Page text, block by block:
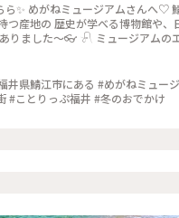
ら✨ めがねミュージアムさんへ♡
つ産地の 歴史が学べる博物館や
りました〜👓 𓍯 ミュージアムの
っても それは美しいフレームの
⚪︎メガネフレームキーホルダー
#めがねミュージアム カフェのフォークにもメガネが♡ #Dearふくい
#ことりっぷ福井 #冬のおでかけ